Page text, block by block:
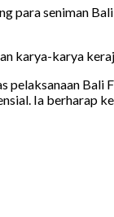
para seniman
karya-karya
Ia berharap